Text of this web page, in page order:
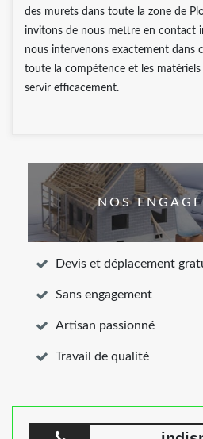
des murets dans toute la zone de
invitons de nous mettre en contact
nous intervenons exactement dans
toute la compétence et les
servir efficacement.
NOS
Devis et déplacement
Sans engagement
Artisan passionné
Travail de qualité